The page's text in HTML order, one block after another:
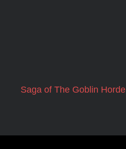
Saga of The Goblin Horde